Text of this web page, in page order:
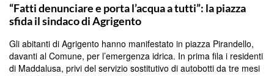
“Fatti denunciare e porta l’acqua a tutti”: la piazza
sfida il sindaco di Agrigento
Gli abitanti di Agrigento hanno manifestato in piazza Pirandello,
davanti al Comune, per l’emergenza idrica. In prima fila i residenti
di Maddalusa, privi del servizio sostitutivo di autobotti da tre mesi